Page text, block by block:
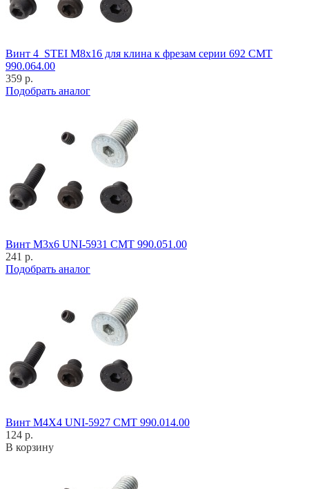
Винт 4_STEI M8x16 для клина к фрезам серии 692 CMT
990.064.00
359 р.
Подобрать аналог
Винт M3x6 UNI-5931 CMT 990.051.00
241 р.
Подобрать аналог
Винт M4X4 UNI-5927 CMT 990.014.00
124 р.
В корзину